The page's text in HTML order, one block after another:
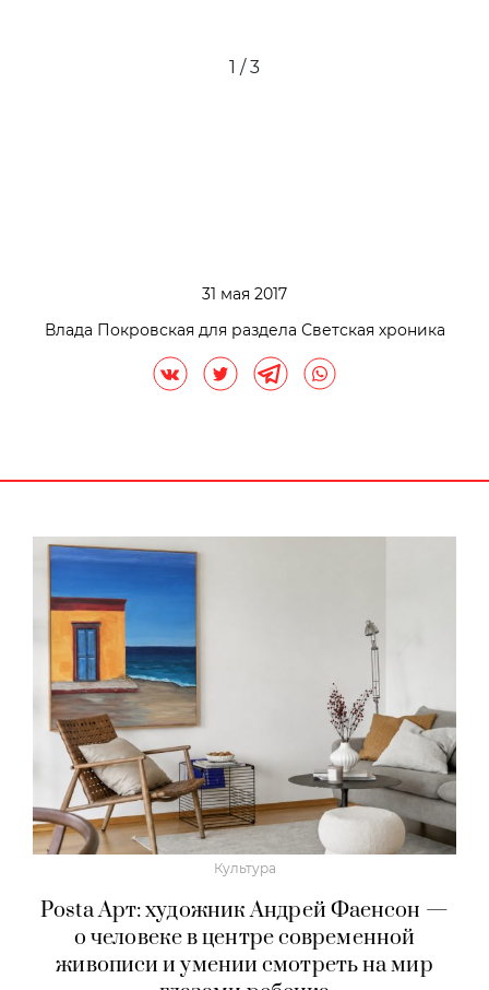
2 / 3
31 мая 2017
Влада Покровская для раздела Светская хроника
Культура
Posta Арт: художник Андрей Фаенсон —
о человеке в центре современной
живописи и умении смотреть на мир